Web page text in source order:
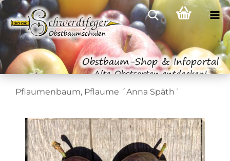
Pflaumenbaum, Pflaume ´Anna Späth´